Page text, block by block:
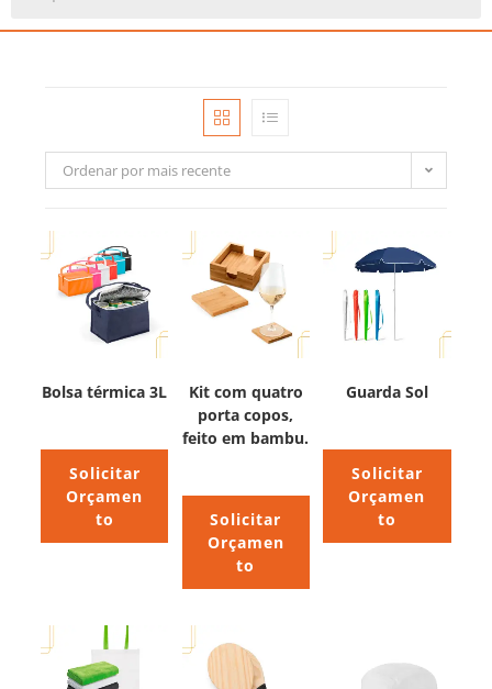
Ordenar por mais recente
Bolsa térmica 3L
Solicitar
Orçamen
to
Kit com quatro
porta copos,
feito em bambu.
Solicitar
Orçamen
to
Guarda Sol
Solicitar
Orçamen
to